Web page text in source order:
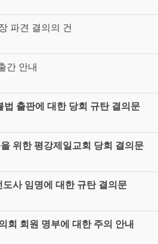
파견 결의의 건
간 안내
법 출판에 대한 당회 규탄 결의문
위한 평강제일교회 당회 결의문
사 임명에 대한 규탄 결의문
회 회원 명부에 대한 주의 안내